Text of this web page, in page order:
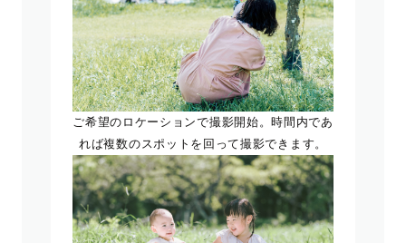
ご希望のロケーションで撮影開始。時間内であ
れば複数のスポットを回って撮影できます。